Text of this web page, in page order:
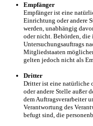
Empfänger
Empfänger ist eine
Einrichtung oder andere
werden, unabhängig
oder nicht. Behörden, die
Untersuchungsauftrags
Mitgliedstaaten
gelten jedoch nicht als
Dritter
Dritter ist eine natürliche
oder andere Stelle außer
dem Auftragsverarbeiter
Verantwortung des
befugt sind, die